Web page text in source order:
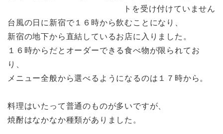
トを受け付けていません
台風の日に新宿で１６時から飲むことになり、
新宿の地下から直結しているお店に入りました。
１６時からだとオーダーできる食べ物が限られてお
り、
メニュー全般から選べるようになるのは１７時から。
料理はいたって普通のものが多いですが、
焼酎はなかなか種類がありました。